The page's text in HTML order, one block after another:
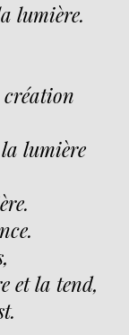
lumière.
création
la lumière
et la tend,